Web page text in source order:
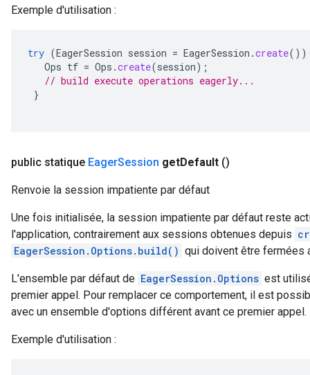
Exemple d'utilisation :
try (EagerSession session = EagerSession .create())
Ops tf = Ops .create(session);
// build execute operations eagerly...
}
public statique EagerSession getDefault ()
Renvoie la session impatiente par défaut
Une fois initialisée, la session impatiente par défaut reste
l'application, contrairement aux sessions obtenues depuis
EagerSession.Options.build() qui doivent être fermées
L'ensemble par défaut de EagerSession.Options est
premier appel. Pour remplacer ce comportement, il est
avec un ensemble d'options différent avant ce premier appel.
Exemple d'utilisation :